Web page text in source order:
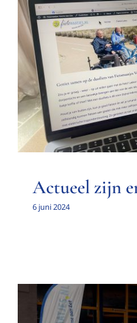
Actueel
Actueel zijn
6 juni 2024